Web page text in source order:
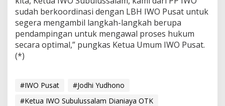
a
m
sudah berkoordinasi dengan LBH IWO Pusat untuk
segera mengambil langkah-langkah berupa
pendampingan untuk mengawal proses hukum
secara optimal,” pungkas Ketua Umum IWO Pusat.
(*)
#IWO Pusat
#Jodhi Yudhono
#Ketua IWO Subulussalam Dianiaya OTK